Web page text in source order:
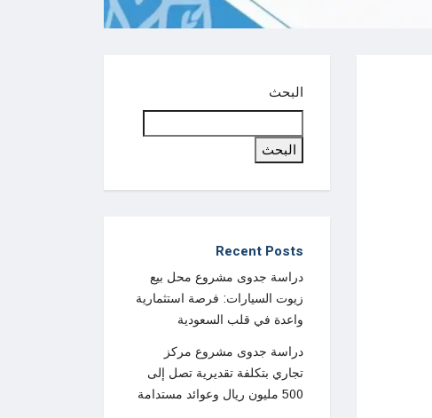
البحث
البحث
Recent Posts
دراسة جدوى مشروع محل بيع
زيوت السيارات: فرصة استثمارية
واعدة في قلب السعودية
دراسة جدوى مشروع مركز
تجاري بتكلفة تقديرية تصل إلى
500 مليون ريال وعوائد مستدامة